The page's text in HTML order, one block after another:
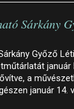
Sárkány
Győző
a
január 14.